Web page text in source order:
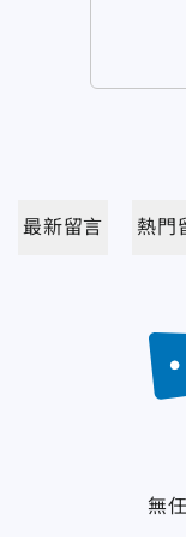
最新留言 熱門
無